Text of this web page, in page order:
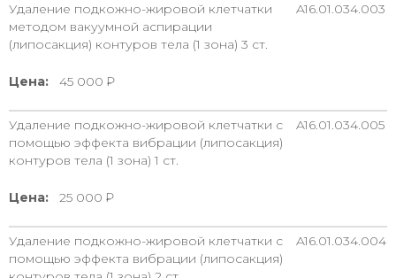
Удаление подкожно-жировой клетчатки
методом вакуумной аспирации
(липосакция) контуров тела (1 зона) 3 ст.
A16.01.034.003
Цена: 45 000
Удаление подкожно-жировой клетчатки с
помощью эффекта вибрации (липосакция)
контуров тела (1 зона) 1 ст.
A16.01.034.005
Цена: 25 000
Удаление подкожно-жировой клетчатки с
помощью эффекта вибрации (липосакция)
A16.01.034.004